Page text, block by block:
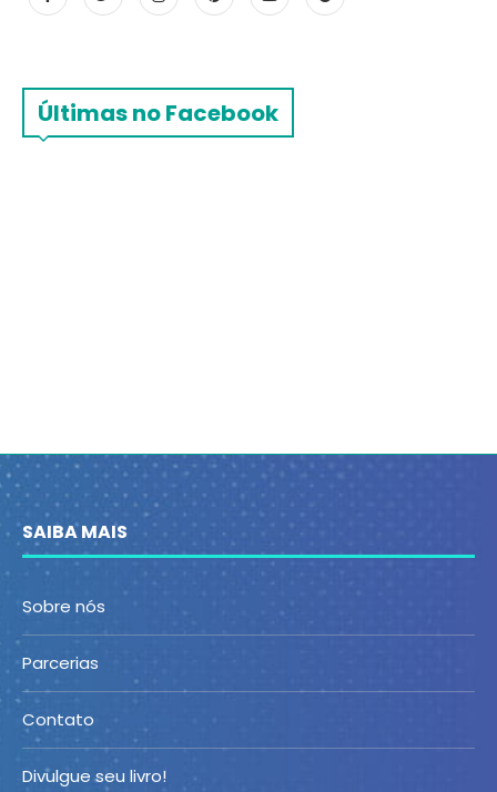
Últimas no Facebook
SAIBA MAIS
Sobre nós
Parcerias
Contato
Divulgue seu livro!